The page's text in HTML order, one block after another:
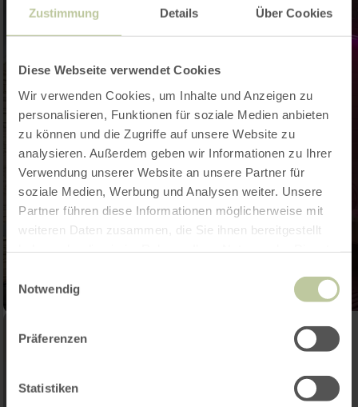
Zustimmung Details Über Cookies
Diese Webseite verwendet Cookies
Wir verwenden Cookies, um Inhalte und Anzeigen zu
personalisieren, Funktionen für soziale Medien anbieten
zu können und die Zugriffe auf unsere Website zu
analysieren. Außerdem geben wir Informationen zu Ihrer
Verwendung unserer Website an unsere Partner für
soziale Medien, Werbung und Analysen weiter. Unsere
Partner führen diese Informationen möglicherweise mit
weiteren Daten zusammen, die Sie ihnen bereitgestellt
Notwendig
Präferenzen
Statistiken